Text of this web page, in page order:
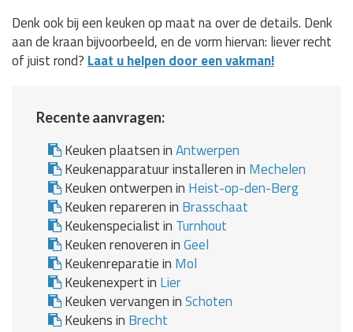
Denk ook bij een keuken op maat na over de details. Denk
aan de kraan bijvoorbeeld, en de vorm hiervan: liever recht
of juist rond? Laat u helpen door een vakman!
Recente aanvragen:
Keuken plaatsen inAntwerpen
Keukenapparatuur installeren in Mechelen
Keuken ontwerpen in Heist-op-den-Berg
Keuken repareren in Brasschaat
Keukenspecialist in Turnhout
Keuken renoveren inGeel
Keukenreparatie in Mol
Keukenexpert in Lier
Keuken vervangen inSchoten
Keukens in Brecht